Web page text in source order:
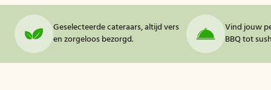
Geselecteerde cateraars, altijd vers
en zorgeloos bezorgd.
Vind jouw
BBQ tot